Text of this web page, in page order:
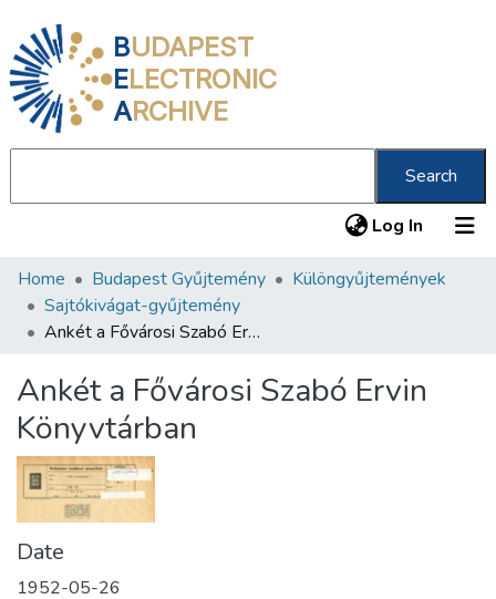
BUDAPEST
ELECTRONIC
ARCHIVE
Search
Log In (current)
Communities & Collections
All of DSpace
About us
Home Budapest Gyűjtemény
Különgyűjtemények
Sajtókivágat-gyűjtemény
Ankét a Fővárosi Szabó Ervin Könyvtárban
Ankét a Fővárosi Szabó Ervin
Könyvtárban
Date
1952-05-26